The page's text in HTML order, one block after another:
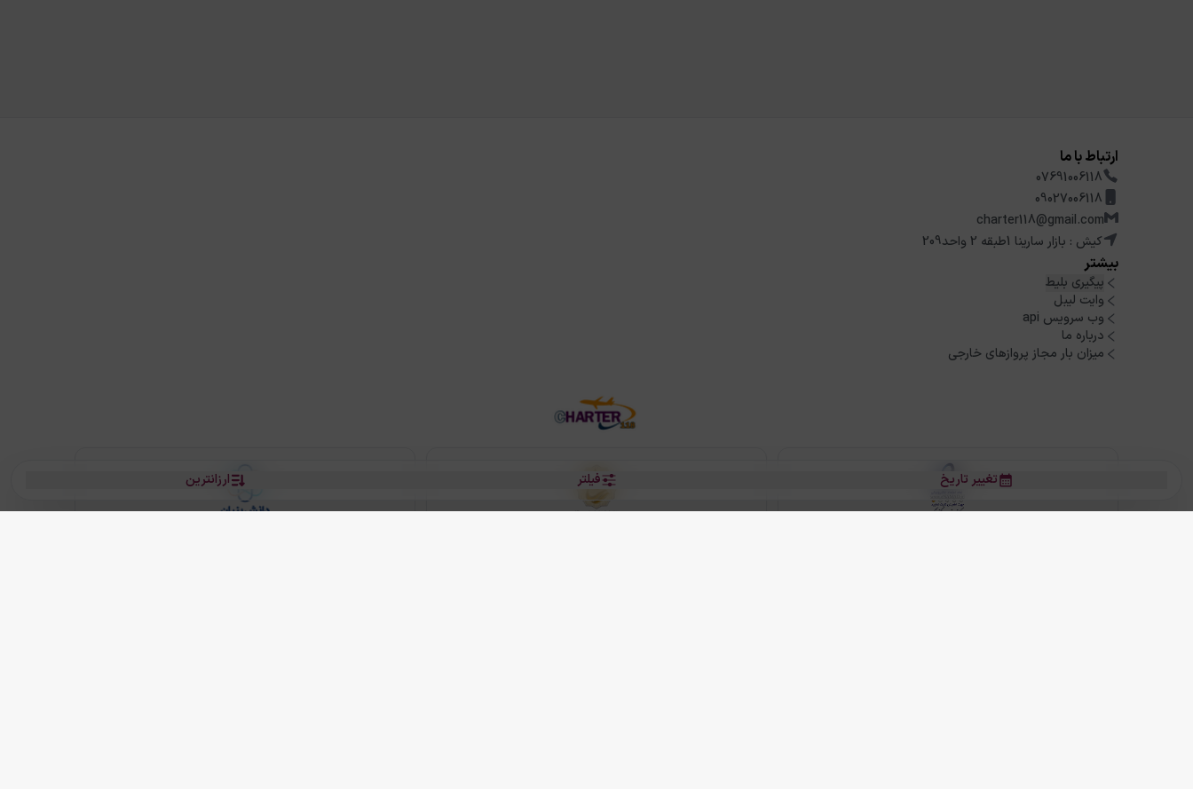
ارزانترین فیلتر تغییر تاریخ
ارتباط با ما
07691006118
09027006118
charter118@gmail.com
کیش : بازار سارینا 1طبقه 2 واحد209
بیشتر
پیگیری بلیط
وایت لیبل
وب سرویس api
درباره ما
میزان بار مجاز پروازهای خارجی